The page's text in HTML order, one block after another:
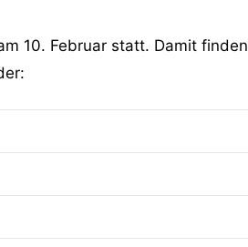
10. Februar statt. Damit finden